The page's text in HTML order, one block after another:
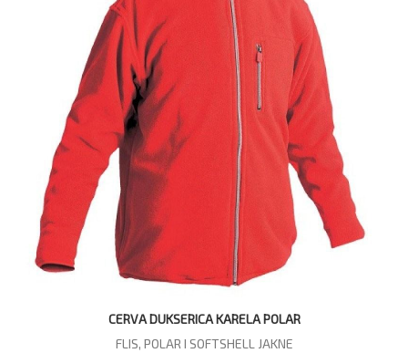
CERVA DUKSERICA KARELA POLAR
FLIS, POLAR I SOFTSHELL JAKNE